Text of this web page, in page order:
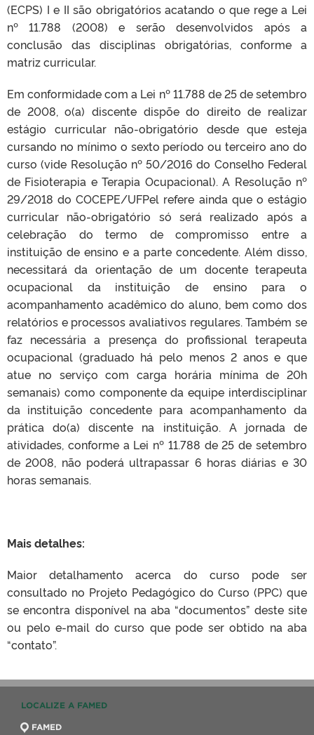
(ECPS) I e II são obrigatórios acatando o que rege a Lei
nº 11.788 (2008) e serão desenvolvidos após a
conclusão das disciplinas obrigatórias, conforme a
matriz curricular.
Em conformidade com a Lei nº 11.788 de 25 de setembro
de 2008, o(a) discente dispõe do direito de realizar
estágio curricular não-obrigatório desde que esteja
cursando no mínimo o sexto período ou terceiro ano do
curso (vide Resolução nº 50/2016 do Conselho Federal
de Fisioterapia e Terapia Ocupacional). A Resolução nº
29/2018 do COCEPE/UFPel refere ainda que o estágio
curricular não-obrigatório só será realizado após a
celebração do termo de compromisso entre a
instituição de ensino e a parte concedente. Além disso,
necessitará da orientação de um docente terapeuta
ocupacional da instituição de ensino para o
acompanhamento acadêmico do aluno, bem como dos
relatórios e processos avaliativos regulares. Também se
faz necessária a presença do profissional terapeuta
ocupacional (graduado há pelo menos 2 anos e que
atue no serviço com carga horária mínima de 20h
semanais) como componente da equipe interdisciplinar
da instituição concedente para acompanhamento da
prática do(a) discente na instituição. A jornada de
atividades, conforme a Lei nº 11.788 de 25 de setembro
de 2008, não poderá ultrapassar 6 horas diárias e 30
horas semanais.
Mais detalhes:
Maior detalhamento acerca do curso pode ser
consultado no Projeto Pedagógico do Curso (PPC) que
se encontra disponível na aba “documentos” deste site
ou pelo e-mail do curso que pode ser obtido na aba
“contato”.
LOCALIZE A FAMED
FAMED